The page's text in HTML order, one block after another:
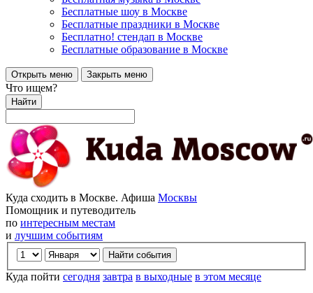
Бесплатные шоу в Москве
Бесплатные праздники в Москве
Бесплатно! стендап в Москве
Бесплатные образование в Москве
Открыть меню Закрыть меню
Что ищем?
Найти
Куда сходить в Москве. Афиша Москвы
Помощник и путеводитель
по интересным местам
и лучшим событиям
Куда пойти сегодня завтра в выходные в этом месяце